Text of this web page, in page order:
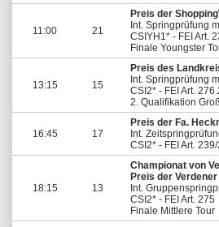
11:00 21
Preis der
Int. Springprüfung
CSIYH1* - FEI Art.
Finale Youngster
13:15 15
Preis des
Int. Springprüfung
CSI2* - FEI Art.
2. Qualifikation
16:45 17
Preis der Fa.
Int.
CSI2* - FEI Art.
18:15 13
Championat von
Preis der
Int.
CSI2* - FEI Art. 275
Finale Mittlere Tour